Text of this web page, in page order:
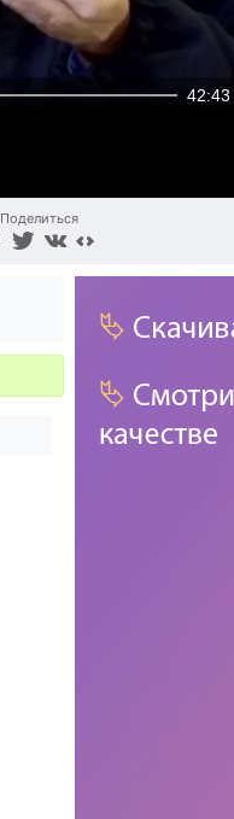
42:43
Поделиться